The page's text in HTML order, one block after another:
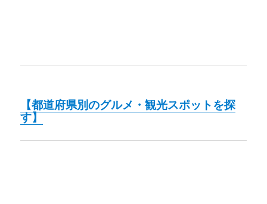
【都道府県別のグルメ・観光スポットを探
す】